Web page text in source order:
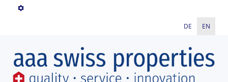
DE EN